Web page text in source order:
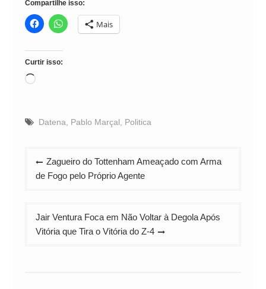
Compartilhe isso:
Mais
Curtir isso:
Carregando...
Datena Pablo Marçal Politica
Navegação
de
Zagueiro do Tottenham Ameaçado com Arma
de Fogo pelo Próprio Agente
Jair Ventura Foca em Não Voltar à Degola Após
Vitória que Tira o Vitória do Z-4